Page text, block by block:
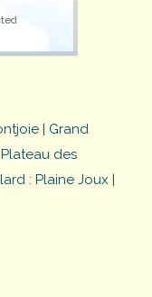
| Grand
Plateau des
: Plaine Joux |